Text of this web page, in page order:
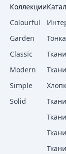
Коллекции
Colourful
Garden
Classic
Modern
Simple
Solid